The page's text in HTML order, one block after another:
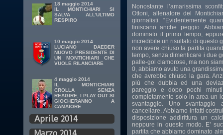
18 maggio 2014
IL MONTICHIARI SI
SALVA ALL'ULTIMO
RESPIRO
10 maggio 2014
LUCIANO DAEDER
NUOVO PRESIDENTE DI
UN MONTICHIARI CHE
VUOLE RILANCIARE
4 maggio 2014
IL MONTICHIARI
CROLLA SENZA
REAGIRE, I PLAY OUT SI
GIOCHERANNO A
CAMAIORE
Aprile 2014
Nonostante l’amarissima
Ottoni, allenatore del
giornalisti: “Evidentemente
finiscano anche peggio.
dominato il primo tempo,
incredibile un risultato di questo
non avere chiuso la partita
tempo, senza dimenticare i due
palle-gol clamorose, ma non
0, abbiamo avuto una
che avrebbe chiuso la gara.
più che dubbia ed una
pareggio e dopo pochi
completamente solo in area un
svantaggio. Uno svantaggio
cancellare. Abbiamo infatti
disposizione addirittura un
neppure in questo modo. E’
partita che abbiamo dominato